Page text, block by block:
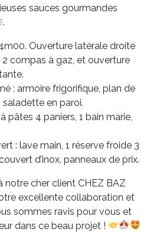
sauces gourmandes
.
Ouverture latérale droite
compas à gaz, et ouverture
: armoire frigorifique, plan de
saladette en paroi.
pâtes 4 paniers, 1 bain marie,
: lave main, 1 réserve froide 3
d’inox, panneaux de prix.
notre cher client CHEZ BAZ
excellente collaboration et
sommes ravis pour vous et
dans ce beau projet !